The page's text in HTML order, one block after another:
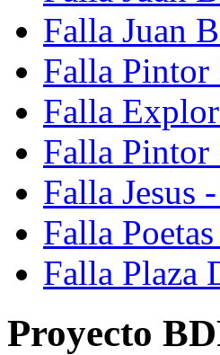
Falla Juan
Falla Pintor
Falla
Falla Pintor
Falla Jesus
Falla
Falla Plaza
Proyecto